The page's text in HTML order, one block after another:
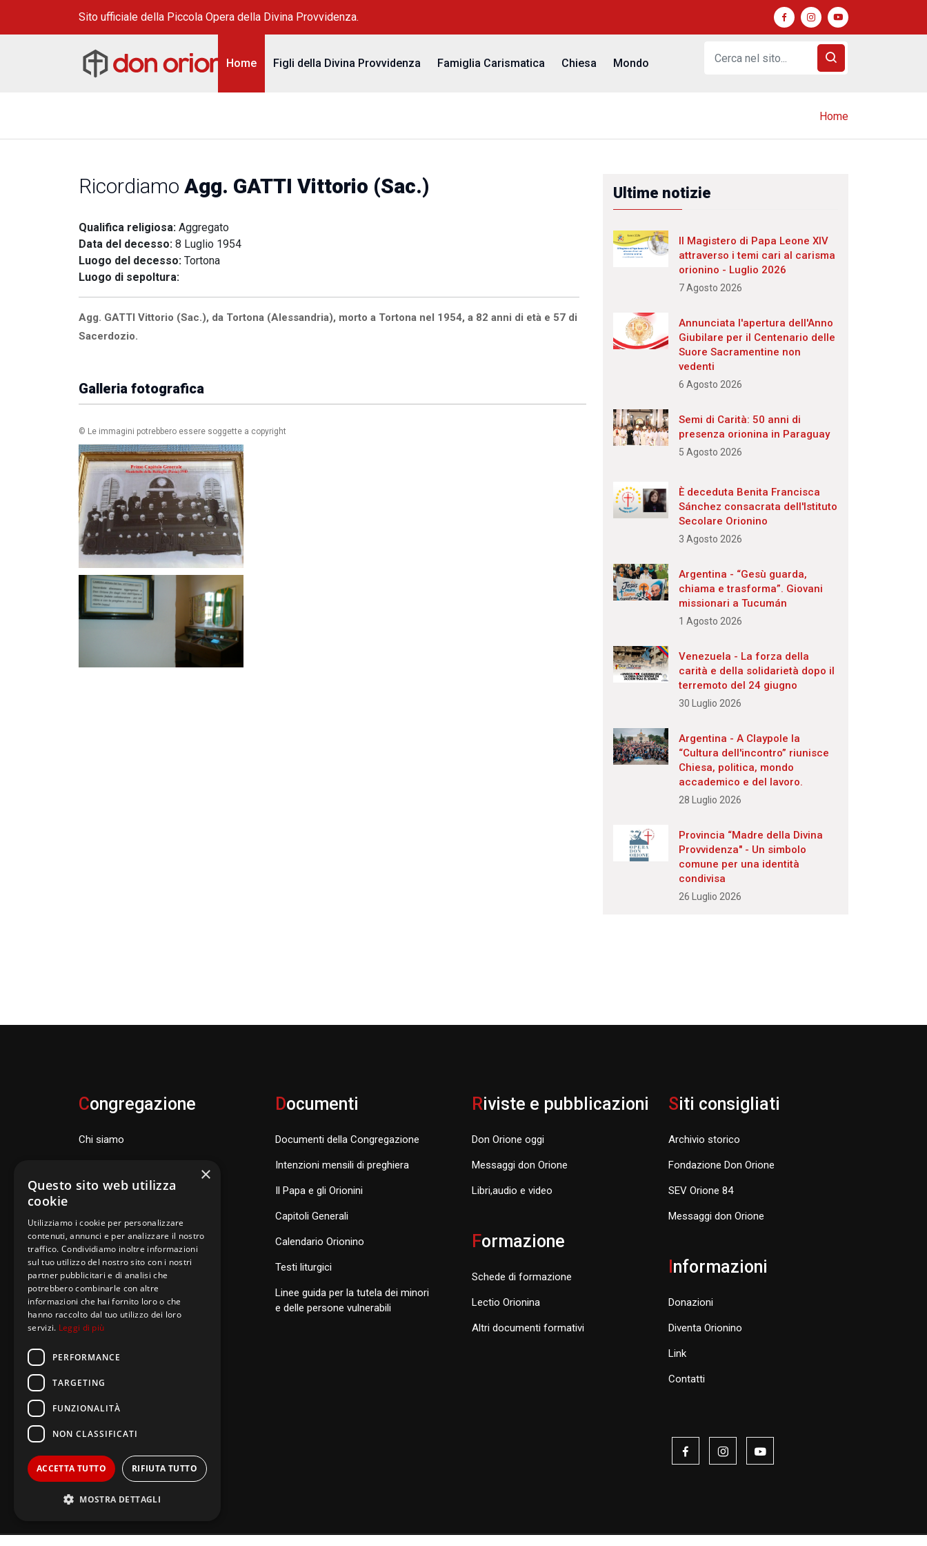
Sito ufficiale della Piccola Opera della Divina Provvidenza.
Home Figli della Divina Provvidenza Famiglia Carismatica Chiesa Mondo
Home
Ricordiamo Agg. GATTI Vittorio (Sac.)
Qualifica religiosa: Aggregato
Data del decesso: 8 Luglio 1954
Luogo del decesso: Tortona
Luogo di sepoltura:
Agg. GATTI Vittorio (Sac.), da Tortona (Alessandria), morto a Tortona nel 1954, a 82 anni di età e 57 di
Sacerdozio.
Galleria fotografica
© Le immagini potrebbero essere soggette a copyright
Ultime notizie
Il Magistero di Papa Leone XIV
attraverso i temi cari al carisma
orionino - Luglio 2026
7 Agosto 2026
Annunciata l'apertura dell'Anno
Giubilare per il Centenario delle
Suore Sacramentine non
vedenti
6 Agosto 2026
Semi di Carità: 50 anni di
presenza orionina in Paraguay
5 Agosto 2026
È deceduta Benita Francisca
Sánchez consacrata dell'Istituto
Secolare Orionino
3 Agosto 2026
Argentina - “Gesù guarda,
chiama e trasforma”. Giovani
missionari a Tucumán
1 Agosto 2026
Venezuela - La forza della
carità e della solidarietà dopo il
terremoto del 24 giugno
30 Luglio 2026
Argentina - A Claypole la
“Cultura dell'incontro” riunisce
Chiesa, politica, mondo
accademico e del lavoro.
28 Luglio 2026
Provincia “Madre della Divina
Provvidenza" - Un simbolo
comune per una identità
condivisa
26 Luglio 2026
Congregazione
Chi siamo
Dove siamo nel mondo
Santi di Famiglia
Postulazione Generale
San Luigi Orione
Santi di Famiglia
Documenti
Documenti della Congregazione
Intenzioni mensili di preghiera
Il Papa e gli Orionini
Capitoli Generali
Calendario Orionino
Testi liturgici
Linee guida per la tutela dei minori
e delle persone vulnerabili
Riviste e pubblicazioni
Don Orione oggi
Messaggi don Orione
Libri,audio e video
Formazione
Schede di formazione
Lectio Orionina
Altri documenti formativi
Siti consigliati
Archivio storico
Fondazione Don Orione
SEV Orione 84
Messaggi don Orione
nformazioni
Donazioni
Diventa Orionino
Link
Contatti
×
Questo sito web utilizza
cookie
Utilizziamo i cookie per personalizzare
contenuti, annunci e per analizzare il nostro
traffico. Condividiamo inoltre informazioni
sul tuo utilizzo del nostro sito con i nostri
partner pubblicitari e di analisi che
potrebbero combinarle con altre
informazioni che hai fornito loro o che
hanno raccolto dal tuo utilizzo dei loro
servizi. Leggi di più
PERFORMANCE
TARGETING
FUNZIONALITÀ
NON CLASSIFICATI
ACCETTA TUTTO RIFIUTA TUTTO
MOSTRA DETTAGLI